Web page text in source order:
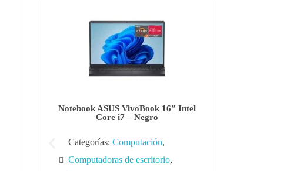
Notebook ASUS VivoBook 16″ Intel
Core i7 – Negro
Categorías: Computación,
Computadoras de escritorio,